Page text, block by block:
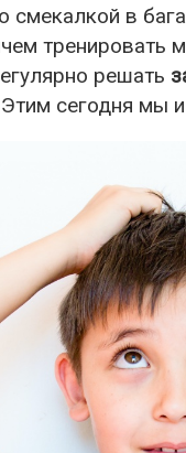
смекалкой в
тренировать
решать
сегодня мы